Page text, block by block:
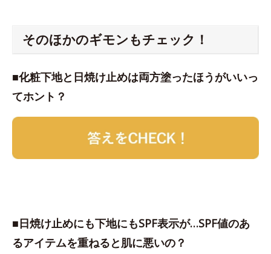
そのほかのギモンもチェック！
■化粧下地と日焼け止めは両方塗ったほうがいいっ
てホント？
■日焼け止めにも下地にもSPF表示が…SPF値のあ
るアイテムを重ねると肌に悪いの？